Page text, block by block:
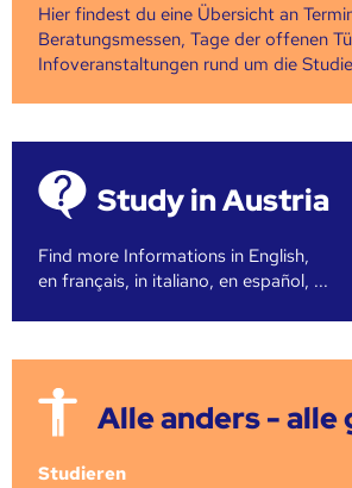
Hier findest du eine Übersicht an
Beratungsmessen, Tage der offenen
Infoveranstaltungen rund um die
Study in Austria
Find more Informations in English,
en français, in italiano, en español, ...
Alle anders - alle
Studieren